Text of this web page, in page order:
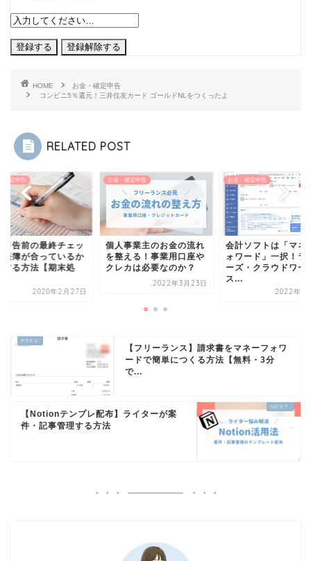
HOME
お金・確定申告
コンビニ5％還元！三井住友カード ゴールドNLをつくったよ
RELATED POST
確定申告
申告前の最終チェッ
帳簿が合っているか
する方法【期末処
2020年2月27日
お金・確定申告
個人事業主のお金の流れ
を整える！事業用口座や
クレカは必要なのか？
2022年3月23日
お金・確定申告
会計ソフトは「マネ
ォワード」一択！ラ
ーズ・クラウドワー
ス...
2022年1
【フリーランス】請求書をマネーフォワ
ードで簡単につくる方法【無料・3分
で...
【Notionテンプレ配布】ライターが案
件・記事管理する方法